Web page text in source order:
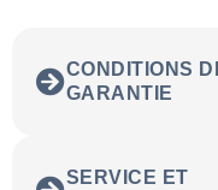
CONDITIONS
GARANTIE
SERVICE ET